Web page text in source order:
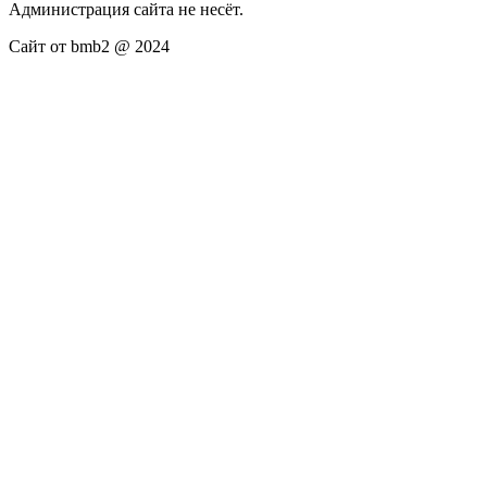
Администрация сайта не несёт.
Сайт от bmb2 @ 2024